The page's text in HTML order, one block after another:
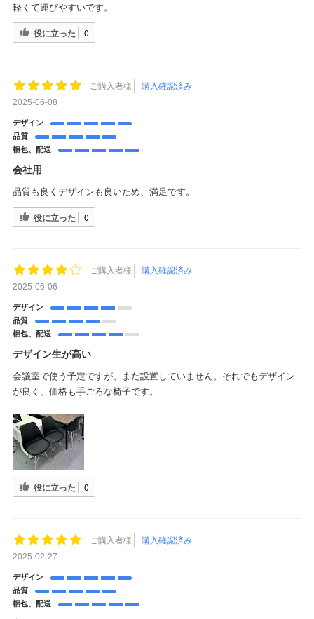
軽くて運びやすいです。
役に立った 0
ご購入者様
購入確認済み
2025-06-08
デザイン
品質
梱包、配送
会社用
品質も良くデザインも良いため、満足です。
役に立った 0
ご購入者様
購入確認済み
2025-06-06
デザイン
品質
梱包、配送
デザイン生が高い
会議室で使う予定ですが、まだ設置していません。それでもデザイン
が良く、価格も手ごろな椅子です。
役に立った 0
ご購入者様
購入確認済み
2025-02-27
デザイン
品質
梱包、配送